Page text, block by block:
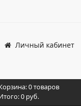
Личный кабинет
0 товаров
0 руб.